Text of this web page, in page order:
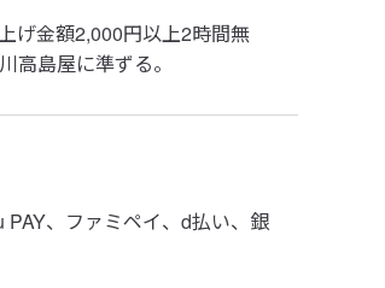
げ金額2,000円以上2時間無
高島屋に準ずる。
、ファミペイ、d払い、銀